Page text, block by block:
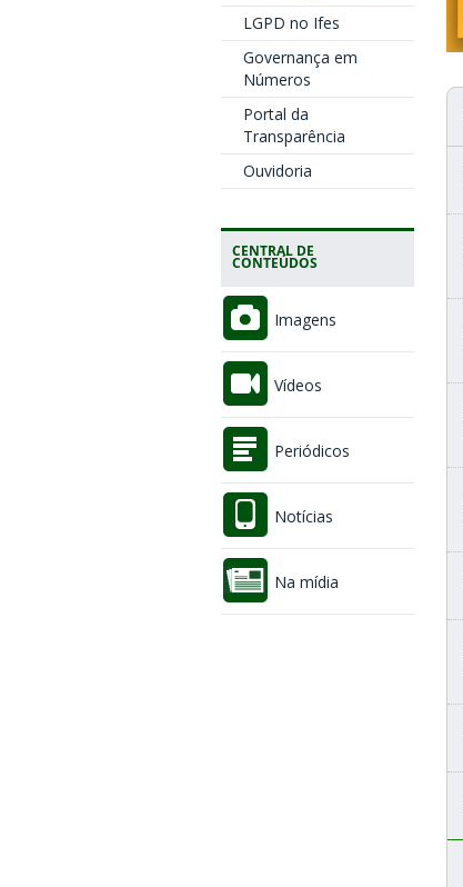
LGPD no Ifes
Governança em
Números
Portal da
Transparência
Ouvidoria
CENTRAL DE
CONTEÚDOS
Imagens
Vídeos
Periódicos
Notícias
Na mídia